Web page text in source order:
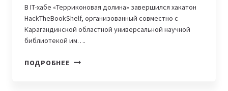
В IT-хабе «Терриконовая долина» завершился хакатон
HackTheBookShelf, организованный совместно с
Карагандинской областной универсальной научной
библиотекой им….
ПОДРОБНЕЕ ОПРЕДЕЛЕНЫ